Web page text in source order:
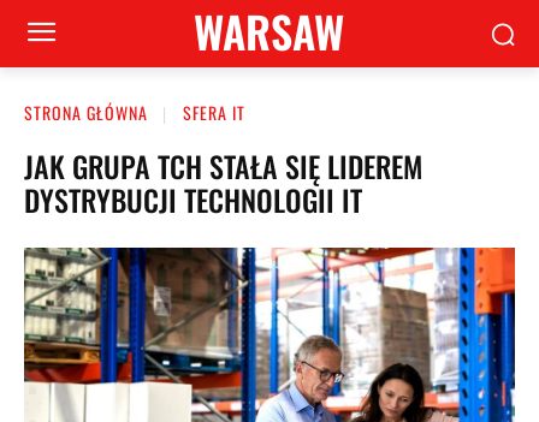
WARSAW
STRONA GŁÓWNA SFERA IT
JAK GRUPA TCH STAŁA SIĘ LIDEREM
DYSTRYBUCJI TECHNOLOGII IT